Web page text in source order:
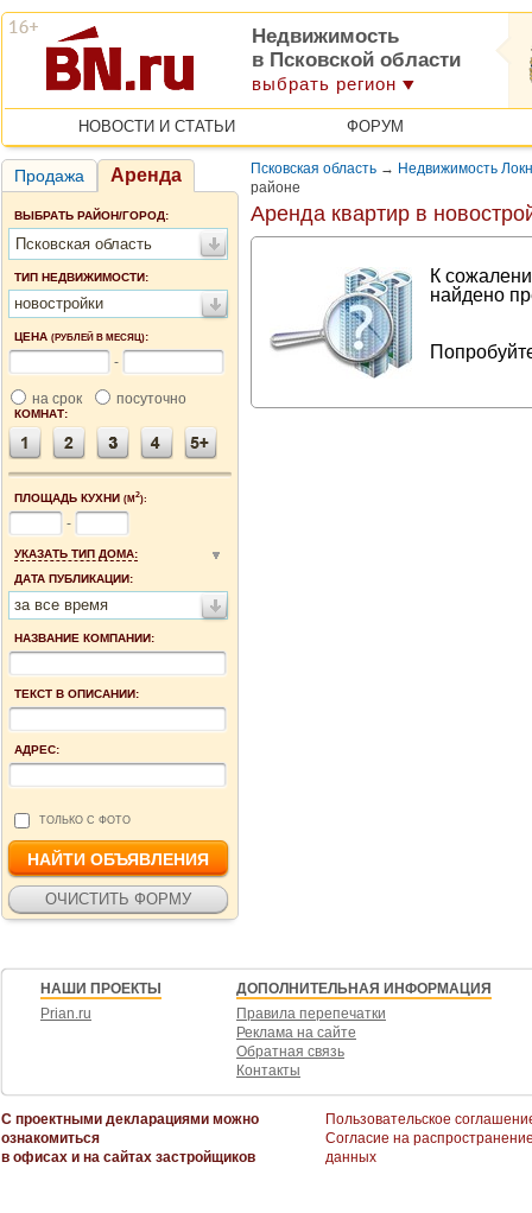
Недвижимость
в Псковской области
выбрать регион
НОВОСТИ И СТАТЬИ ФОРУМ
Продажа Аренда
ВЫБРАТЬ РАЙОН/ГОРОД:
Псковская область
ТИП НЕДВИЖИМОСТИ:
новостройки
ЦЕНА (РУБЛЕЙ В МЕСЯЦ):
-
на срок посуточно
КОМНАТ:
ПЛОЩАДЬ КУХНИ (М2):
-
УКАЗАТЬ ТИП ДОМА:
ДАТА ПУБЛИКАЦИИ:
за все время
НАЗВАНИЕ КОМПАНИИ:
ТЕКСТ В ОПИСАНИИ:
АДРЕС:
ТОЛЬКО С ФОТО
Псковская область → Недвижимость
районе
Аренда квартир в
К
найдено
НАШИ ПРОЕКТЫ
Prian.ru
ДОПОЛНИТЕЛЬНАЯ ИНФОРМАЦИЯ
Правила перепечатки
Реклама на сайте
Обратная связь
Контакты
С проектными декларациями можно
ознакомиться
в офисах и на сайтах застройщиков
Пользовательское
Согласие на
данных